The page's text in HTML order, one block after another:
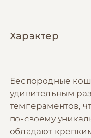
Характер
Беспородные
удивительным
темпераментов,
по-своему
обладают